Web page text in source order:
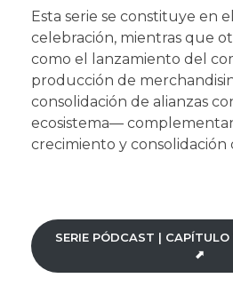
Esta serie se constituye en
celebración, mientras que
como el lanzamiento del
producción de
consolidación de alianzas
ecosistema—
crecimiento y consolidación
SERIE PÓDCAST |
⬈